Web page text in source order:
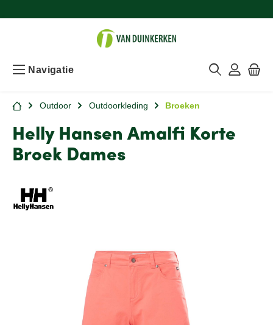
Navigatie
Outdoor Outdoorkleding Broeken
Helly Hansen Amalfi Korte
Broek Dames